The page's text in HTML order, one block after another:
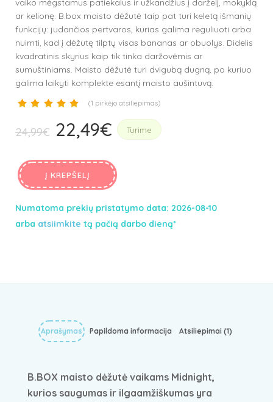
vaiko mėgstamus patiekalus ir užkandžius į darželį, mokyklą
ar kelionę. B.box maisto dėžutė taip pat turi keletą išmanių
funkcijų: judančios pertvaros, kurias galima reguliuoti arba
nuimti, kad į dėžutę tilptų visas bananas ar obuolys. Didelis
kvadratinis skyrius kaip tik tinka daržovėmis ar
sumuštiniams. Maisto dėžutė turi dvigubą dugną, po kuriuo
galima laikyti komplekte esantį maisto aušintuvą.
)
(1 pirkėjo atsiliepimas)
24,99€ Original
was:
24,99€.
22,49€ Current
is:
22,49€.
Turime
Į KREPŠELĮ
Numatoma prekių pristatymo data: 2026-08-10
arba atsiimkite tą pačią darbo dieną*
Aprašymas Papildoma informacija Atsiliepimai (1)
B.BOX maisto dėžutė vaikams Midnight,
kurios saugumas ir ilgaamžiškumas yra